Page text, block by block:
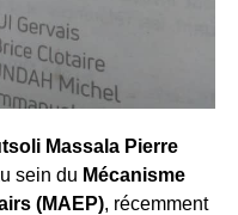
Massala Pierre
sein du Mécanisme
(MAEP), récemment